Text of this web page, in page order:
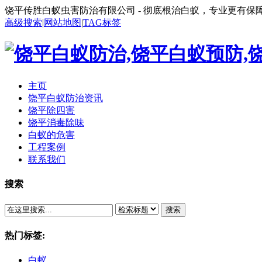
饶平传胜白蚁虫害防治有限公司 - 彻底根治白蚁，专业更有保
高级搜索|网站地图|TAG标签
主页
饶平白蚁防治资讯
饶平除四害
饶平消毒除味
白蚁的危害
工程案例
联系我们
搜索
搜索
热门标签:
白蚁